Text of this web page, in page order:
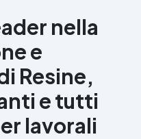
nella
e
Resine,
e tutti
lavorali